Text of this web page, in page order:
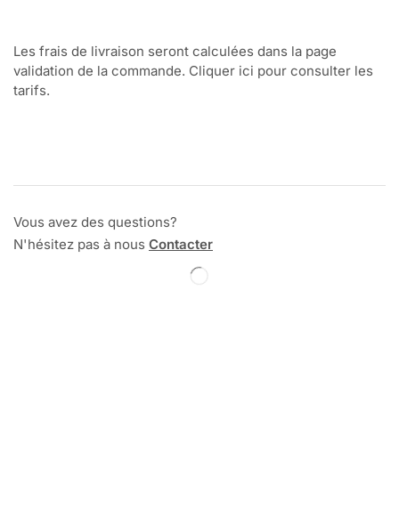
Les frais de livraison seront calculées dans la page
validation de la commande. Cliquer ici pour consulter les
tarifs.
Vous avez des questions?
N'hésitez pas à nous Contacter